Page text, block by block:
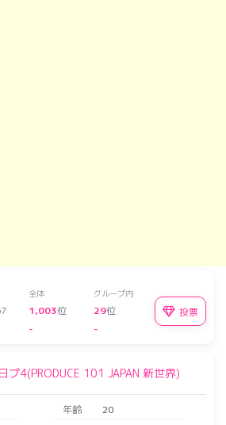
全体 グループ内
1,003位 29位
- -
投票
日プ4(PRODUCE 101 JAPAN 新世界)
年齢
20